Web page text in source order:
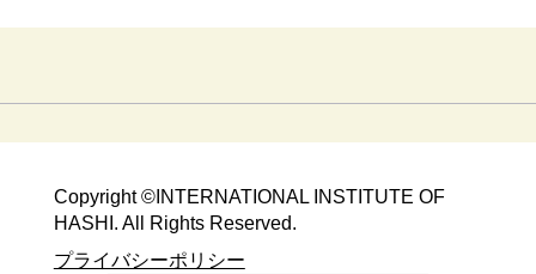
Copyright ©​INTERNATIONAL INSTITUTE OF
HASHI. All Rights Reserved.​
​​プライバシーポリシー